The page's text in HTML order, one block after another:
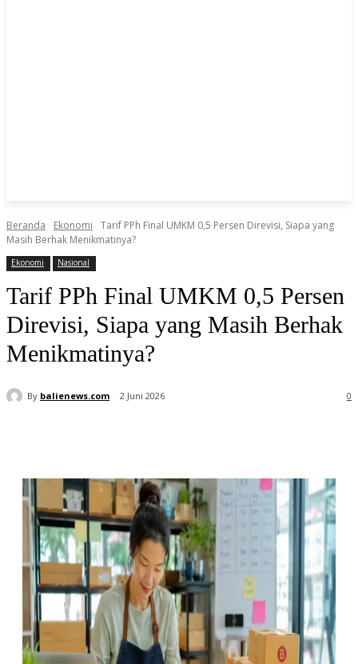
Beranda Ekonomi
Tarif PPh Final UMKM 0,5 Persen Direvisi, Siapa yang
Masih Berhak Menikmatinya?
Ekonomi Nasional
Tarif PPh Final UMKM 0,5 Persen
Direvisi, Siapa yang Masih Berhak
Menikmatinya?
By balienews.com 2 Juni 2026 0